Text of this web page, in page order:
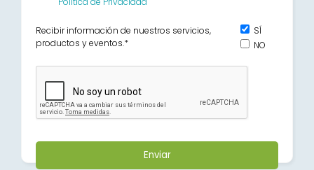
Recibir información de nuestros servicios,
productos y eventos.*
SÍ
NO